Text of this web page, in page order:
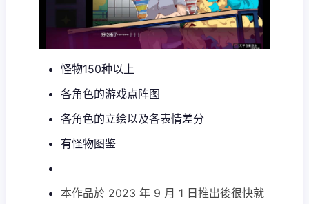
怪物150种以上
各角色的游戏点阵图
各角色的立绘以及各表情差分
有怪物图鉴
本作品於 2023 年 9 月 1 日推出後很快就